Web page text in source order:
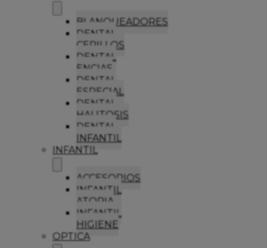
BLANQUEADORES
DENTAL
CEPILLOS
DENTAL
ENCIAS
DENTAL
ESPECIAL
DENTAL
HALITOSIS
DENTAL
INFANTIL
INFANTIL
ACCESORIOS
INFANTIL
ATOPIA
INFANTIL
HIGIENE
OPTICA